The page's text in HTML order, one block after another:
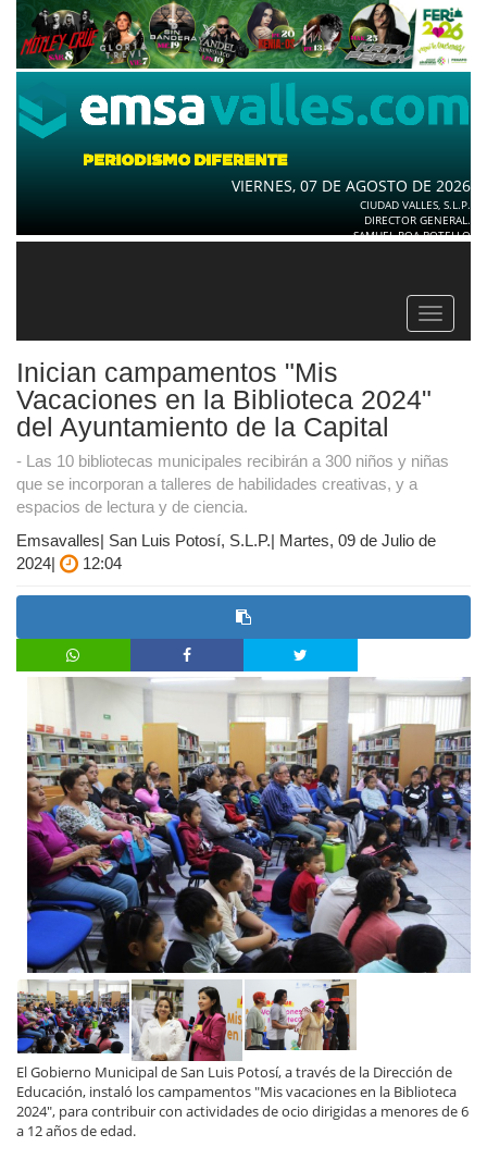
VIERNES, 07 DE AGOSTO DE 2026
CIUDAD VALLES, S.L.P.
DIRECTOR GENERAL.
SAMUEL ROA BOTELLO
Toggle
Inician campamentos "Mis
Vacaciones en la Biblioteca 2024"
del Ayuntamiento de la Capital
- Las 10 bibliotecas municipales recibirán a 300 niños y niñas
que se incorporan a talleres de habilidades creativas, y a
espacios de lectura y de ciencia.
Emsavalles| San Luis Potosí, S.L.P.| Martes, 09 de Julio de
2024|
12:04
El Gobierno Municipal de San Luis Potosí, a través de la Dirección de
Educación, instaló los campamentos "Mis vacaciones en la Biblioteca
2024", para contribuir con actividades de ocio dirigidas a menores de 6
a 12 años de edad.